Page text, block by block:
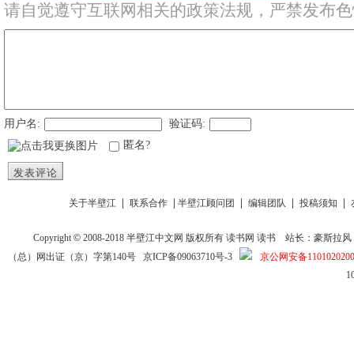
请自觉遵守互联网相关的政策法规，严禁发布
用户名:
验证码:
匿名?
发表评论
关于半壁江 联系合作 半壁江顾问团 编辑团队 投稿须知
Copyright © 2008-2018半壁江中文网 版权所有读书网 读书
站长：豪斯拉风
（总）网出证（京）字第140号 京ICP备09063710号-3
京公网安备